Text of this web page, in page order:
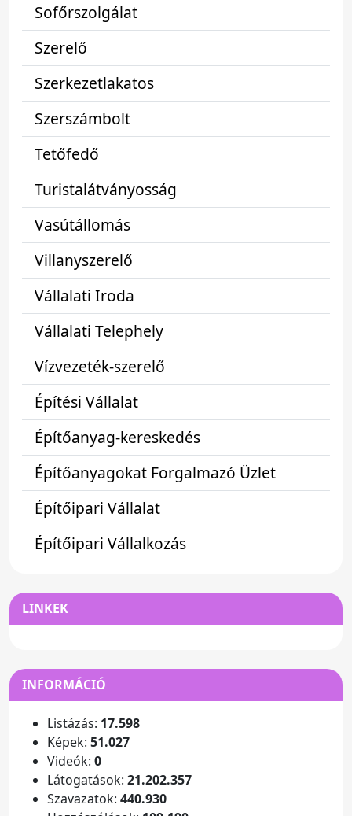
Sofőrszolgálat
Szerelő
Szerkezetlakatos
Szerszámbolt
Tetőfedő
Turistalátványosság
Vasútállomás
Villanyszerelő
Vállalati Iroda
Vállalati Telephely
Vízvezeték-szerelő
Építési Vállalat
Építőanyag-kereskedés
Építőanyagokat Forgalmazó Üzlet
Építőipari Vállalat
Építőipari Vállalkozás
LINKEK
INFORMÁCIÓ
Listázás: 17.598
Képek: 51.027
Videók: 0
Látogatások: 21.202.357
Szavazatok: 440.930